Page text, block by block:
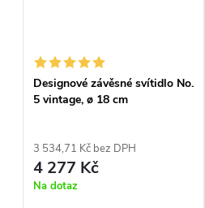
Designové závěsné svítidlo No.
5 vintage, ø 18 cm
3 534,71 Kč bez DPH
4 277 Kč
Na dotaz